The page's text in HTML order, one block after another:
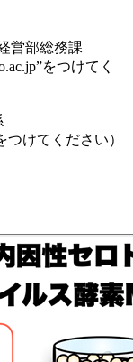
営部総務課
をつけてく
つけてください）